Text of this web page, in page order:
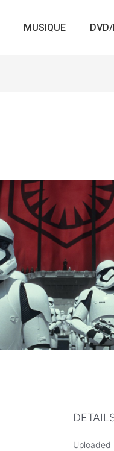
MUSIQUE
Uploaded